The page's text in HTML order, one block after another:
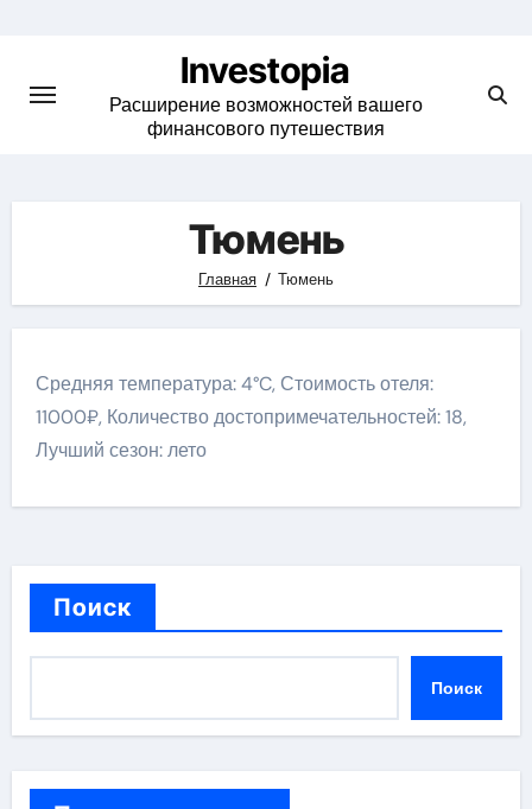
content
Investopia
Расширение возможностей вашего
финансового путешествия
Тюмень
Главная Тюмень
Средняя температура: 4°C, Стоимость отеля:
11000₽, Количество достопримечательностей: 18,
Лучший сезон: лето
Поиск
Поиск